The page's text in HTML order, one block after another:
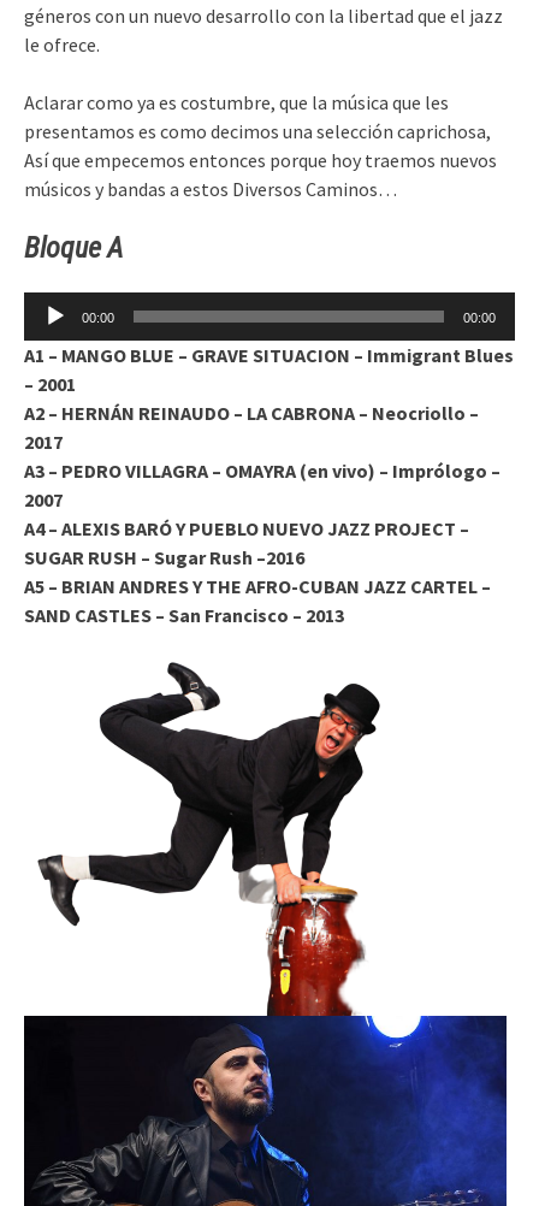
géneros con un nuevo desarrollo con la libertad que el jazz
le ofrece.
Aclarar como ya es costumbre, que la música que les
presentamos es como decimos una selección caprichosa,
Así que empecemos entonces porque hoy traemos nuevos
músicos y bandas a estos Diversos Caminos…
Bloque A
Reproductor
audio
00:00 00:00
A1 – MANGO BLUE – GRAVE SITUACION – Immigrant Blues
– 2001
A2 – HERNÁN REINAUDO – LA CABRONA – Neocriollo –
2017
A3 – PEDRO VILLAGRA – OMAYRA (en vivo) – Imprólogo –
2007
A4 – ALEXIS BARÓ Y PUEBLO NUEVO JAZZ PROJECT –
SUGAR RUSH – Sugar Rush –2016
A5 – BRIAN ANDRES Y THE AFRO-CUBAN JAZZ CARTEL –
SAND CASTLES – San Francisco – 2013